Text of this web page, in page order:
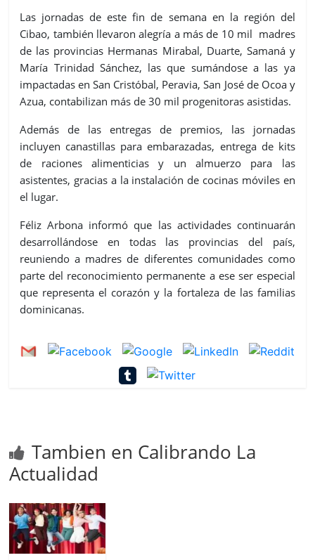
Las jornadas de este fin de semana en la región del
Cibao, también llevaron alegría a más de 10 mil madres
de las provincias Hermanas Mirabal, Duarte, Samaná y
María Trinidad Sánchez, las que sumándose a las ya
impactadas en San Cristóbal, Peravia, San José de Ocoa y
Azua, contabilizan más de 30 mil progenitoras asistidas.
Además de las entregas de premios, las jornadas
incluyen canastillas para embarazadas, entrega de kits
de raciones alimenticias y un almuerzo para las
asistentes, gracias a la instalación de cocinas móviles en
el lugar.
Féliz Arbona informó que las actividades continuarán
desarrollándose en todas las provincias del país,
reuniendo a madres de diferentes comunidades como
parte del reconocimiento permanente a ese ser especial
que representa el corazón y la fortaleza de las familias
dominicanas.
Tambien en Calibrando La
Actualidad